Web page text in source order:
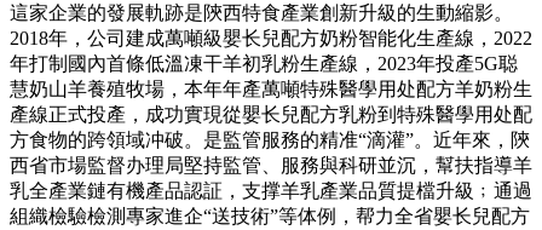
這家企業的發展軌跡是陝西特食產業創新升級的生動縮影。
2018年，公司建成萬噸級嬰长兒配方奶粉智能化生產線，2022
年打制國內首條低溫凍干羊初乳粉生產線，2023年投產5G聪
慧奶山羊養殖牧場，本年年產萬噸特殊醫學用处配方羊奶粉生
產線正式投產，成功實現從嬰长兒配方乳粉到特殊醫學用处配
方食物的跨領域冲破。是監管服務的精准“滴灌”。近年來，陝
西省市場監督办理局堅持監管、服務與科研並沉，幫扶指導羊
乳全產業鏈有機產品認証，支撑羊乳產業品質提檔升級﹔通過
組織檢驗檢測專家進企“送技術”等体例，帮力全省嬰长兒配方